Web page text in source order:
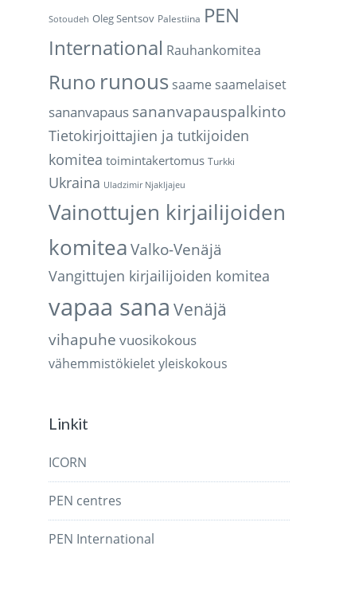
Sotoudeh Oleg Sentsov Palestiina PEN
International Rauhankomitea
Runo runous saame saamelaiset
sananvapaus sananvapauspalkinto
Tietokirjoittajien ja tutkijoiden
komitea toimintakertomus Turkki
Ukraina Uladzimir Njakljajeu
Vainottujen kirjailijoiden
komitea Valko-Venäjä
Vangittujen kirjailijoiden komitea
vapaa sana Venäjä
vihapuhe vuosikokous
vähemmistökieletyleiskokous
Linkit
ICORN
PEN centres
PEN International